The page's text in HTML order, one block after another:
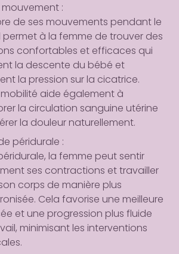
mouvement:
de ses mouvements pendant le
permet à la femme de trouver des
confortables et efficaces qui
la descente du bébé et
la pression sur la cicatrice.
aide également à
la circulation sanguine utérine
la douleur naturellement.
péridurale :
la femme peut sentir
ses contractions et travailler
corps de manière plus
Cela favorise une meilleure
et une progression plus fluide
minimisant les interventions